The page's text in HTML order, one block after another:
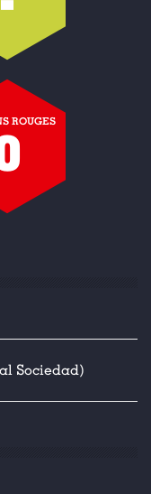
ROUGES
Sociedad)